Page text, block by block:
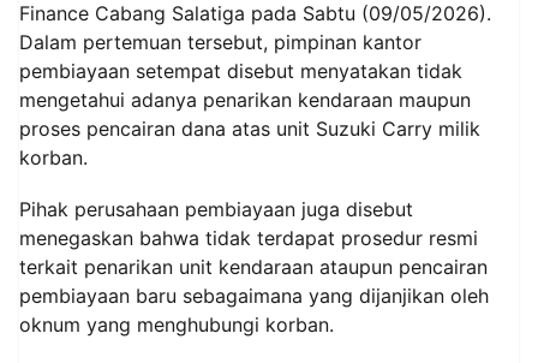
Finance Cabang Salatiga pada Sabtu (09/05/2026).
Dalam pertemuan tersebut, pimpinan kantor
pembiayaan setempat disebut menyatakan tidak
mengetahui adanya penarikan kendaraan maupun
proses pencairan dana atas unit Suzuki Carry milik
korban.
Pihak perusahaan pembiayaan juga disebut
menegaskan bahwa tidak terdapat prosedur resmi
terkait penarikan unit kendaraan ataupun pencairan
pembiayaan baru sebagaimana yang dijanjikan oleh
oknum yang menghubungi korban.